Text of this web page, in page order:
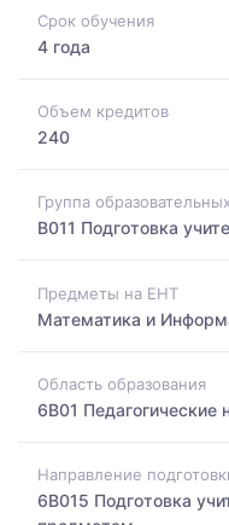
Срок обучения
4 года
Объем кредитов
240
Группа
B011 Подготовка
Предметы на ЕНТ
Математика и
Область образования
6B01 Педагогические
Направление
6B015 Подготовка